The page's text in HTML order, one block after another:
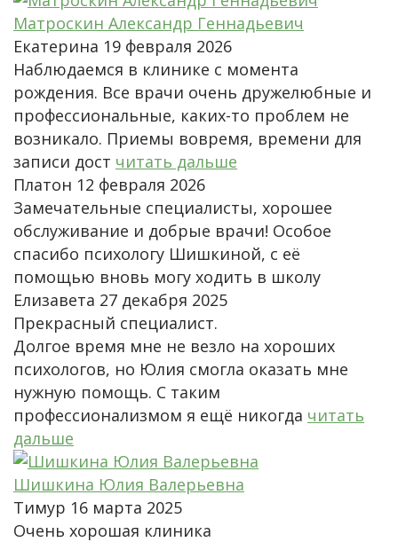
Матроскин Александр Геннадьевич
Екатерина 19 февраля 2026
Наблюдаемся в клинике с момента
рождения. Все врачи очень дружелюбные и
профессиональные, каких-то проблем не
возникало. Приемы вовремя, времени для
записи дост читать дальше
Платон 12 февраля 2026
Замечательные специалисты, хорошее
обслуживание и добрые врачи! Особое
спасибо психологу Шишкиной, с её
помощью вновь могу ходить в школу
Елизавета 27 декабря 2025
Прекрасный специалист.
Долгое время мне не везло на хороших
психологов, но Юлия смогла оказать мне
нужную помощь. С таким
профессионализмом я ещё никогда читать
дальше
Шишкина Юлия Валерьевна
Тимур 16 марта 2025
Очень хорошая клиника